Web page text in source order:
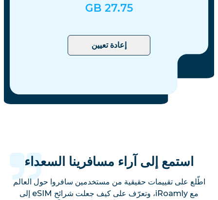
27.75
إعادة تعيين
استمع إلى آراء مسافرينا السعداء
اطّلع على تقييمات حقيقية من مستخدمين سافروا حول العالم
مع iRoamly، وتعرّف على كيف جعلت شرائح eSIM إلى